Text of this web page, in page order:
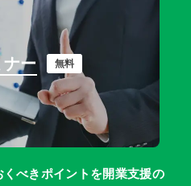
ナー 無料
べきポイントを開業支援の